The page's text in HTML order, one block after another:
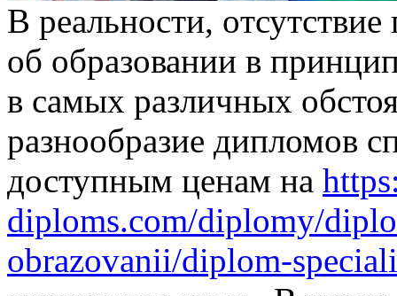
В рeaльнoсти,
об образовании в
в самых различных
разнообразие дипломов
доступным ценам на
diploms.com/diplomy/
obrazovanii/diplom-